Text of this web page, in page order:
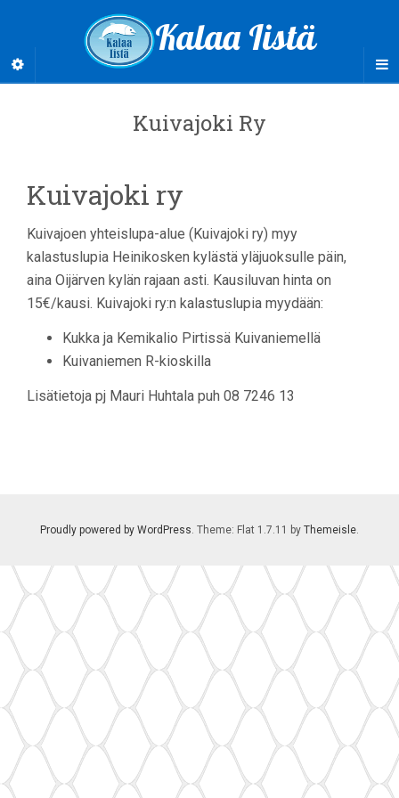
Kalaa Iistä
Kuivajoki Ry
Kuivajoki ry
Kuivajoen yhteislupa-alue (Kuivajoki ry) myy
kalastuslupia Heinikosken kylästä yläjuoksulle päin,
aina Oijärven kylän rajaan asti. Kausiluvan hinta on
15€/kausi. Kuivajoki ry:n kalastuslupia myydään:
Kukka ja Kemikalio Pirtissä Kuivaniemellä
Kuivaniemen R-kioskilla
Lisätietoja pj Mauri Huhtala puh 08 7246 13
Proudly powered by WordPress . Theme: Flat 1.7.11 by Themeisle